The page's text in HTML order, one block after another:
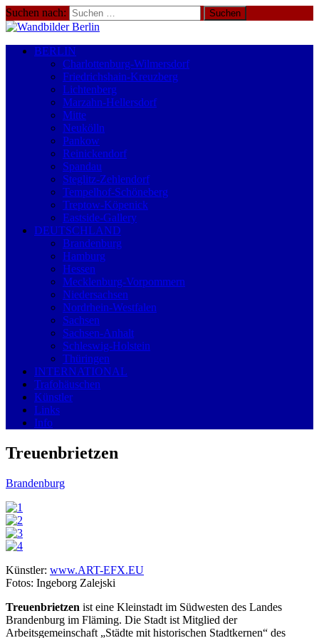
Suchen nach:
BERLIN
Charlottenburg-Wilmersdorf
Friedrichshain-Kreuzberg
Lichtenberg
Marzahn-Hellersdorf
Mitte
Neukölln
Pankow
Reinickendorf
Spandau
Steglitz-Zehlendorf
Tempelhof-Schöneberg
Treptow-Köpenick
Eastside-Gallery
DEUTSCHLAND
Brandenburg
Hamburg
Hessen
Mecklenburg-Vorpommern
Niedersachsen
Nordrhein-Westfalen
Sachsen
Sachsen-Anhalt
Schleswig-Holstein
Thüringen
INTERNATIONAL
Trafohäuschen
Künstler
Links
Info
Treuenbrietzen
Brandenburg
Künstler: www.ART-EFX.EU
Fotos: Ingeborg Zalejski
Treuenbrietzen ist eine Kleinstadt im Südwesten des Landes
Brandenburg im Fläming. Die Stadt ist Mitglied der
Arbeitsgemeinschaft „Städte mit historischen Stadtkernen“ des